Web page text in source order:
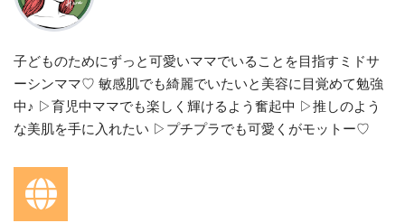
子どものためにずっと可愛いママでいることを目指すミドサ
ーシンママ♡ 敏感肌でも綺麗でいたいと美容に目覚めて勉強
中♪ ▷育児中ママでも楽しく輝けるよう奮起中 ▷推しのよう
な美肌を手に入れたい ▷プチプラでも可愛くがモットー♡